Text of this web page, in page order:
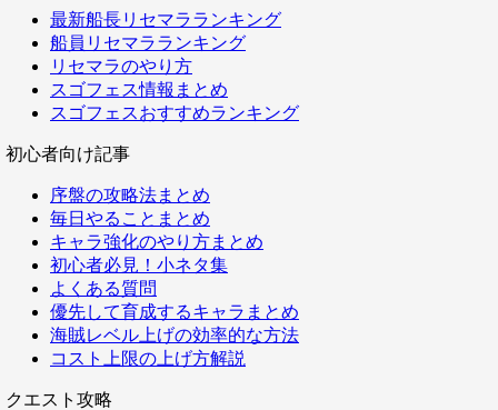
最新船長リセマラランキング
船員リセマラランキング
リセマラのやり方
スゴフェス情報まとめ
スゴフェスおすすめランキング
初心者向け記事
序盤の攻略法まとめ
毎日やることまとめ
キャラ強化のやり方まとめ
初心者必見！小ネタ集
よくある質問
優先して育成するキャラまとめ
海賊レベル上げの効率的な方法
コスト上限の上げ方解説
クエスト攻略